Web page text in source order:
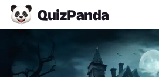
QuizPanda